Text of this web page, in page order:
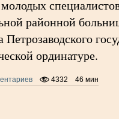
районной
Петрозаводского
ординатуре.
4332 46 мин